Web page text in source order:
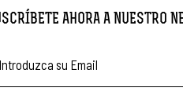
AHORA A NUESTRO